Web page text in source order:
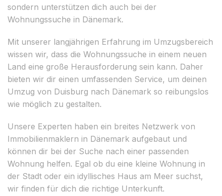
sondern unterstützen dich auch bei der
Wohnungssuche in Dänemark.
Mit unserer langjährigen Erfahrung im Umzugsbereich
wissen wir, dass die Wohnungssuche in einem neuen
Land eine große Herausforderung sein kann. Daher
bieten wir dir einen umfassenden Service, um deinen
Umzug von Duisburg nach Dänemark so reibungslos
wie möglich zu gestalten.
Unsere Experten haben ein breites Netzwerk von
Immobilienmaklern in Dänemark aufgebaut und
können dir bei der Suche nach einer passenden
Wohnung helfen. Egal ob du eine kleine Wohnung in
der Stadt oder ein idyllisches Haus am Meer suchst,
wir finden für dich die richtige Unterkunft.